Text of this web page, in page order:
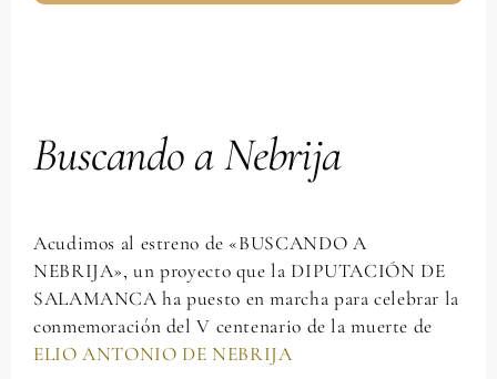
Buscando a Nebrija
Acudimos al estreno de «BUSCANDO A
NEBRIJA», un proyecto que la DIPUTACIÓN DE
SALAMANCA ha puesto en marcha para celebrar la
conmemoración del V centenario de la muerte de
ELIO ANTONIO DE NEBRIJA